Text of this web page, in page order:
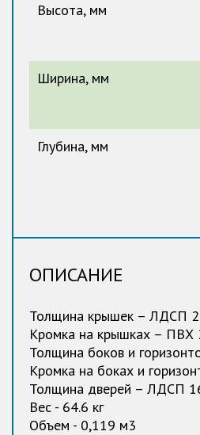
Высота, мм
Ширина, мм
Глубина, мм
ОПИСАНИЕ
Толщина крышек – ЛДСП
Кромка на крышках – ПВХ
Толщина боков и
Кромка на боках и
Толщина дверей – ЛДСП
Вес - 64.6 кг
Объем - 0,119 м3